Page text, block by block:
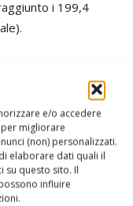
e/o accedere
migliorare
(non) personalizzati.
elaborare dati quali il
su questo sito. Il
influire
i 199,4
livelli di prezzo
a gennaio
e -35%.
sulla piazza di
i 480,7 euro/t